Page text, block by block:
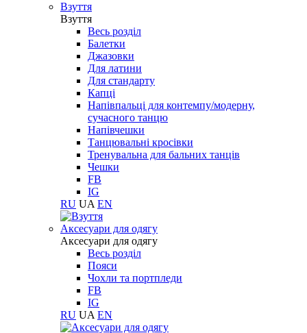
Взуття
Взуття
Весь розділ
Балетки
Джазовки
Для латини
Для стандарту
Капці
Напівпальці для контемпу/модерну,
сучасного танцю
Напівчешки
Танцювальні кросівки
Тренувальна для бальних танців
Чешки
FB
IG
RU UA EN
Aксесуари для одягу
Aксесуари для одягу
Весь розділ
Пояси
Чохли та портпледи
FB
IG
RU UA EN